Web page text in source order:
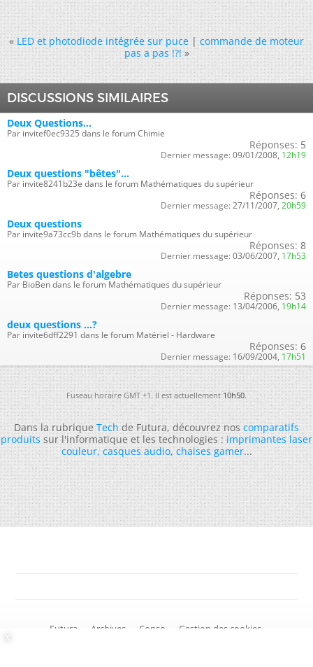
« LED et photodiode intégrée sur puce|commande de moteur
pas a pas !?! »
DISCUSSIONS SIMILAIRES
Deux Questions...
Par invitef0ec9325 dans le forum Chimie
Réponses: 5
Dernier message: 09/01/2008, 12h19
Deux questions "bêtes"...
Par invite8241b23e dans le forum Mathématiques du supérieur
Réponses: 6
Dernier message: 27/11/2007, 20h59
Deux questions
Par invite9a73cc9b dans le forum Mathématiques du supérieur
Réponses: 8
Dernier message: 03/06/2007, 17h53
Betes questions d'algebre
Par BioBen dans le forum Mathématiques du supérieur
Réponses: 53
Dernier message: 13/04/2006, 19h14
deux questions ...?
Par invite6dff2291 dans le forum Matériel - Hardware
Réponses: 6
Dernier message: 16/09/2004, 17h51
Fuseau horaire GMT +1. Il est actuellement10h50.
Dans la rubriqueTechde Futura, découvrez noscomparatifs
produitssur l'informatique et les technologies :imprimantes laser
couleur,casques audio,chaises gamer...
Futura Archives Conso Gestion des cookies